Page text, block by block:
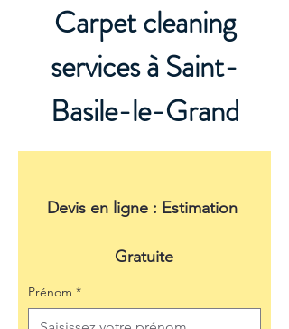
Carpet cleaning
services à Saint-
Basile-le-Grand
Devis en ligne : Estimation
Gratuite
Prénom *